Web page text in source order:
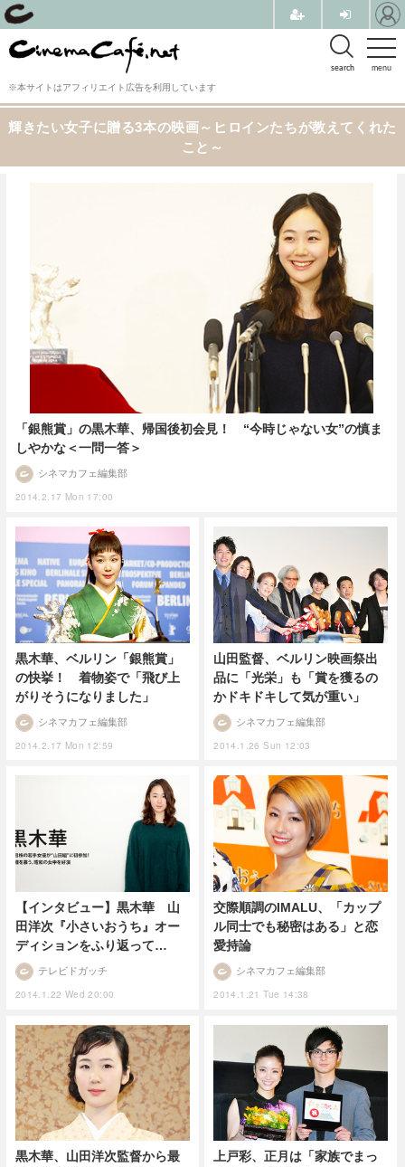
menu
search
※本サイトはアフィリエイト広告を利用しています
輝きたい女子に贈る3本の映画～ヒロインたちが教えてくれた
こと～
「銀熊賞」の黒木華、帰国後初会見！ “今時じゃない女”の慎ま
しやかな＜一問一答＞
2014.2.17 Mon 17:00
シネマカフェ編集部
黒木華、ベルリン「銀熊賞」
の快挙！ 着物姿で「飛び上
がりそうになりました」
2014.2.17 Mon 12:59
シネマカフェ編集部
山田監督、ベルリン映画祭出
品に「光栄」も「賞を獲るの
かドキドキして気が重い」
2014.1.26 Sun 12:03
シネマカフェ編集部
【インタビュー】黒木華 山
田洋次『小さいおうち』オー
ディションをふり返って…
2014.1.22 Wed 20:00
テレビドガッチ
交際順調のIMALU、「カップ
ル同士でも秘密はある」と恋
愛持論
2014.1.21 Tue 14:38
シネマカフェ編集部
黒木華、山田洋次監督から最
上戸彩、正月は「家族でまっ